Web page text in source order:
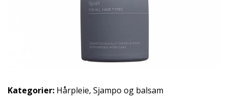
Kategorier: Hårpleie, Sjampo og balsam